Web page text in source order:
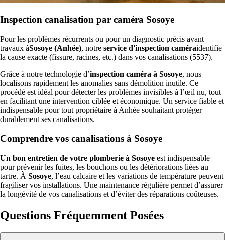
Inspection canalisation par caméra Sosoye
Pour les problèmes récurrents ou pour un diagnostic précis avant
travaux àSosoye (Anhée), notre service d'inspection caméraidentifie
la cause exacte (fissure, racines, etc.) dans vos canalisations (5537).
Grâce à notre technologie d’inspection caméra à Sosoye, nous
localisons rapidement les anomalies sans démolition inutile. Ce
procédé est idéal pour détecter les problèmes invisibles à l’œil nu, tout
en facilitant une intervention ciblée et économique. Un service fiable et
indispensable pour tout propriétaire à Anhée souhaitant protéger
durablement ses canalisations.
Comprendre vos canalisations à Sosoye
Un bon entretien de votre plomberie à Sosoye est indispensable
pour prévenir les fuites, les bouchons ou les détériorations liées au
tartre. À Sosoye, l’eau calcaire et les variations de température peuvent
fragiliser vos installations. Une maintenance régulière permet d’assurer
la longévité de vos canalisations et d’éviter des réparations coûteuses.
Questions Fréquemment Posées